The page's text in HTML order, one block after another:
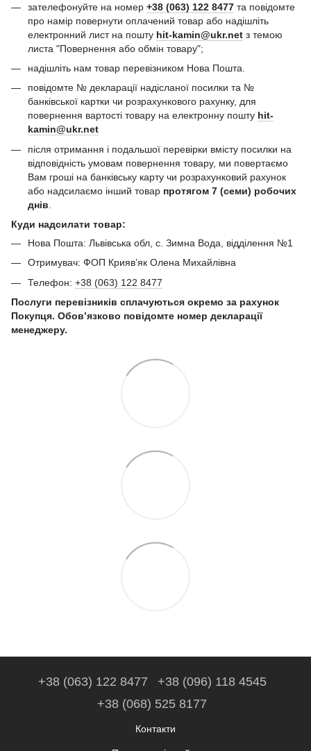
зателефонуйте на номер +38 (063) 122 8477 та повідомте
про намір повернути оплачений товар або надішліть
електронний лист на пошту hit-kamin@ukr.net з темою
листа "Повернення або обмін товару";
надішліть нам товар перевізником Нова Пошта.
повідомте № декларації надісланої посилки та №
банківської картки чи розрахункового рахунку, для
повернення вартості товару на електронну пошту hit-
kamin@ukr.net
після отримання і подальшої перевірки вмісту посилки на
відповідність умовам повернення товару, ми повертаємо
Вам гроші на банківську карту чи розрахунковий рахунок
або надсилаємо інший товар протягом 7 (семи) робочих
днів
Куди надсилати товар:
Нова Пошта: Львівська обл, с. Зимна Вода, відділення №1
Отримувач: ФОП Криявʼяк Олена Михайлівна
Телефон: +38 (063) 122 8477
Послуги перевізників сплачуються окремо за рахунок
Покупця. Обов’язково повідомте номер декларації
менеджеру.
+38 (063) 122 8477
+38 (096) 118 4545
+38 (068) 525 8177
Контакти